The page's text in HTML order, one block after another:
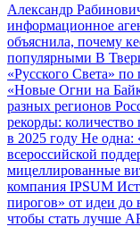
Александр
информационное
объяснила, почему
популярными В
«Русского Света» по
«Новые Огни на
разных регионов
рекорды:
в 2025 году Не одна:
всероссийской
мицеллированные
компания IPSUM
пирогов» от идеи до
чтобы стать лучше